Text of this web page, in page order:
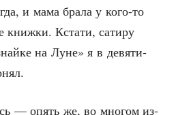
и мама бра­ла у кого-то
книж­ки. Кста­ти, сати­ру
на Луне» я в девя­ти­
— опять же, во мно­гом из-